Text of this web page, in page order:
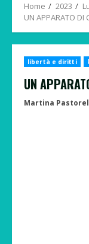
Home 2023
UN APPARATO DI
libertà e diritti
UN
Martina